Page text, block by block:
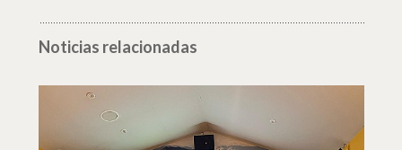
Noticias relacionadas